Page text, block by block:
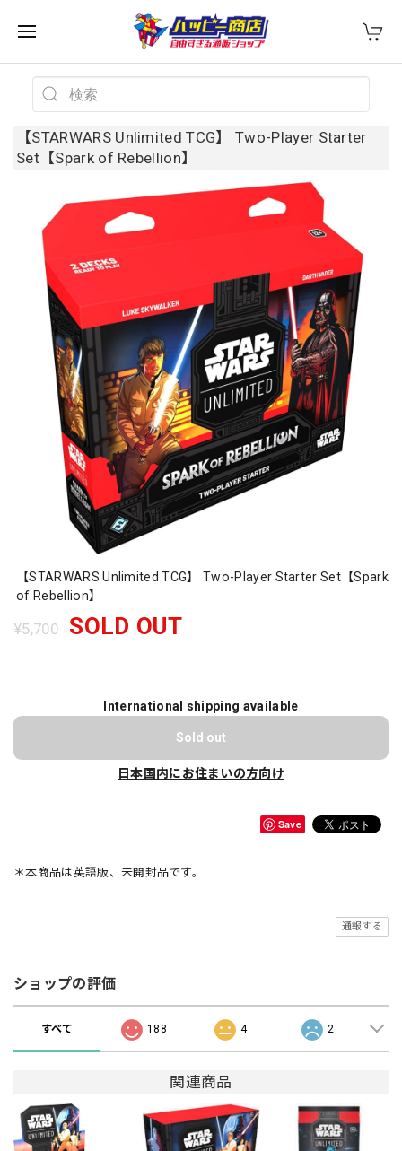
【STARWARS Unlimited TCG】 Two-Player Starter
Set【Spark of Rebellion】
【STARWARS Unlimited TCG】 Two-Player Starter Set【Spark
of Rebellion】
¥5,700 SOLD OUT
International shipping available
Sold out
日本国内にお住まいの方向け
Save
＊本商品は英語版、未開封品です。
通報する
ショップの評価
すべて 188 4 2
関連商品